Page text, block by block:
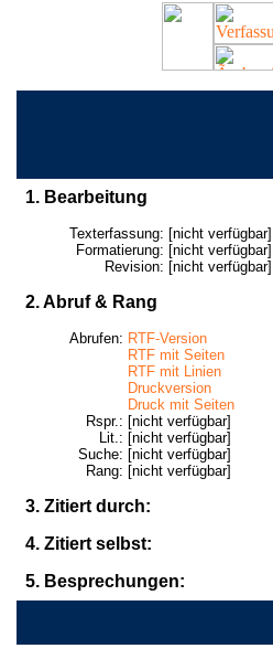
1. Bearbeitung
Texterfassung: [nicht verfügbar]
Formatierung: [nicht verfügbar]
Revision: [nicht verfügbar]
2. Abruf & Rang
Abrufen: RTF-Version
RTF mit Seiten
RTF mit Linien
Druckversion
Druck mit Seiten
Rspr.: [nicht verfügbar]
Lit.: [nicht verfügbar]
Suche: [nicht verfügbar]
Rang: [nicht verfügbar]
3. Zitiert durch:
4. Zitiert selbst:
5. Besprechungen: